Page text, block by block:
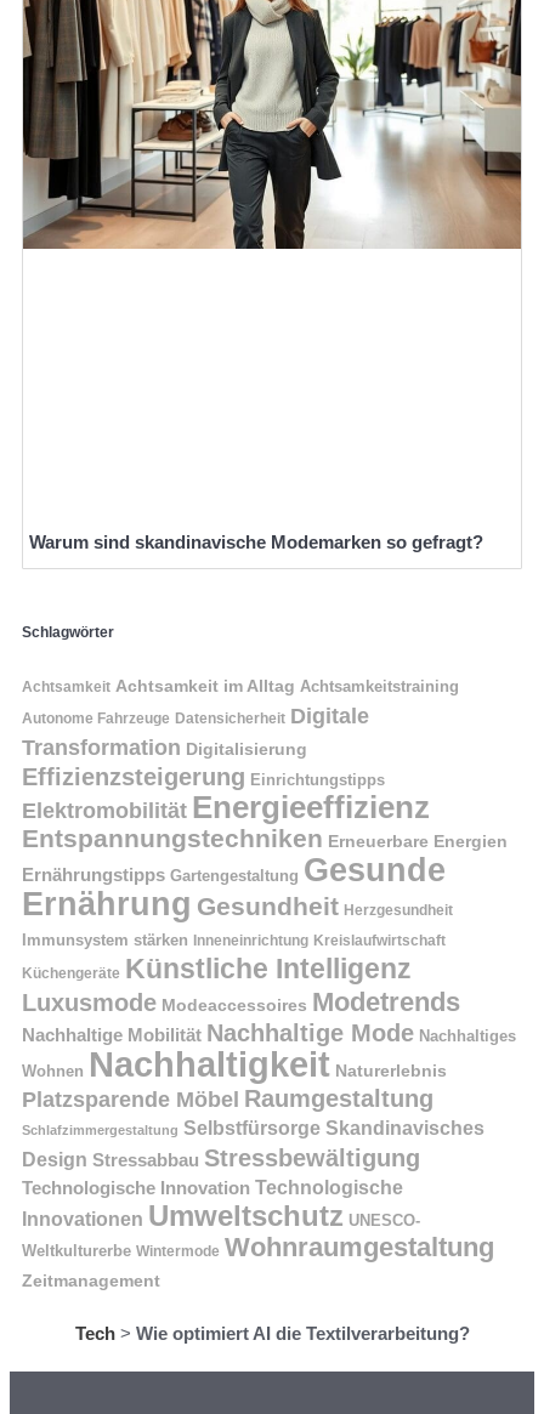
Warum sind skandinavische Modemarken so gefragt?
Schlagwörter
Achtsamkeit Achtsamkeit im Alltag Achtsamkeitstraining
Autonome Fahrzeuge Datensicherheit Digitale
Transformation Digitalisierung
Effizienzsteigerung Einrichtungstipps
Elektromobilität Energieeffizienz
Entspannungstechniken Erneuerbare Energien
Ernährungstipps Gartengestaltung Gesunde
Ernährung Gesundheit Herzgesundheit
Immunsystem stärken Inneneinrichtung Kreislaufwirtschaft
Küchengeräte Künstliche Intelligenz
Luxusmode Modeaccessoires Modetrends
Nachhaltige Mobilität Nachhaltige Mode Nachhaltiges
Wohnen Nachhaltigkeit Naturerlebnis
Platzsparende Möbel Raumgestaltung
Schlafzimmergestaltung Selbstfürsorge Skandinavisches
Design Stressabbau Stressbewältigung
Technologische Innovation Technologische
Innovationen Umweltschutz UNESCO-
Weltkulturerbe Wintermode Wohnraumgestaltung
Zeitmanagement
Tech> Wie optimiert AI die Textilverarbeitung?